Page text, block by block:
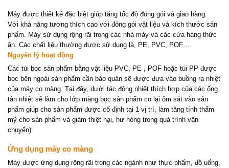
Máy được thiết kế đặc biệt giúp tăng tốc độ đóng gói và giao hàng.
Với khả năng tương thích cao với đóng gói vật liệu và kích thước sản
phẩm. Máy sử dụng rộng rãi trong các nhà máy và các cửa hàng thức
ăn. Các chất liệu thường được sử dụng là, PE, PVC, POF…
Nguyên lý hoạt động
Các túi bọc sản phẩm bằng vật liệu PVC, PE , POF hoặc túi PP được
bọc bên ngoài sản phẩm cần bảo quản sẽ được đưa vào buồng ra nhiệt
của máy co màng. Tại đây, dưới tác động nhiệt thích hợp của các ống
tản nhiệt sẽ làm cho lớp màng bọc sản phẩm co lại ôm sát vào sản
phẩm giúp cho sản phẩm được cố định tại 1 vị trí, làm tăng tính thẩm
mỹ cho sản phẩm và giảm thiệt hại, hư hỏng trong quá trình vận
chuyển).
Ứng dụng máy co màng
Máy được ứng dụng rộng rãi trong các ngành như thực phẩm, đồ uống,